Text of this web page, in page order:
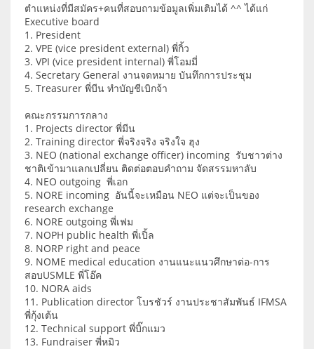
ตำแหน่งที่มีสมัคร+คนที่สอบถามข้อมูลเพิ่มเติมได้ ^^ ได้แก่
Executive board
1. President
2. VPE (vice president external) พี่กิ้ว
3. VPI (vice president internal) พี่โอมมี่
4. Secretary General งานจดหมาย บันทึกการประชุม
5. Treasurer พี่บีน ทำบัญชีเบิกจ้า
คณะกรรมการกลาง
1. Projects director พี่มีน
2. Training director พี่จริงจริง จริงใจ ฮุง
3. NEO (national exchange officer) incoming รับชาวต่าง
ชาติเข้ามาแลกเปลี่ยน ติดต่อตอบคำถาม จัดสรรมหาลับ
4. NEO outgoing พี่เอก
5. NORE incoming อันนี้จะเหมือน NEO แต่จะเป็นของ
research exchange
6. NORE outgoing พี่เฟม
7. NOPH public health พี่เปิ้ล
8. NORP right and peace
9. NOME medical education งานแนะแนวศึกษาต่อ-การ
สอบUSMLE พี่โอ๊ค
10. NORA aids
11. Publication director โบรชัวร์ งานประชาสัมพันธ์ IFMSA
พี่กุ้งเต้น
12. Technical support พี่บิ๊กแมว
13. Fundraiser พี่หมิว